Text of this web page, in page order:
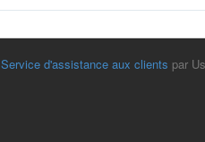
Service d'assistance aux clients par